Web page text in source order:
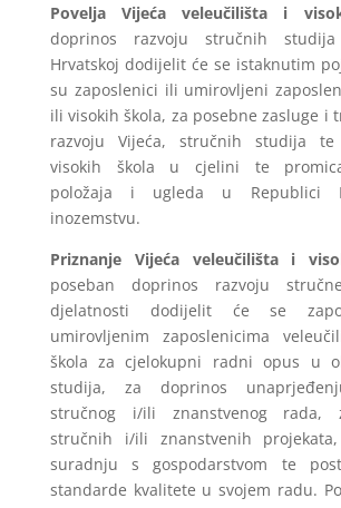
Povelja Vijeća veleučilišta i
doprinos razvoju stručnih
Hrvatskoj dodijelit će se istaknutim
su zaposlenici ili umirovljeni
ili visokih škola, za posebne zasluge i
razvoju Vijeća, stručnih studija
visokih škola u cjelini te
položaja i ugleda u Republici
inozemstvu.
Priznanje Vijeća veleučilišta i
poseban doprinos razvoju
djelatnosti dodijelit će se
umirovljenim zaposlenicima
škola za cjelokupni radni opus u
studija, za doprinos
stručnog i/ili znanstvenog rada,
stručnih i/ili znanstvenih
suradnju s gospodarstvom te
standarde kvalitete u svojem radu.